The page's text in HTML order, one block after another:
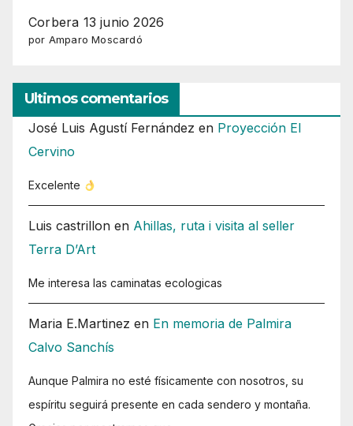
Corbera 13 junio 2026
por Amparo Moscardó
Ultimos comentarios
José Luis Agustí Fernández en Proyección El
Cervino
Excelente
Luis castrillon en Ahillas, ruta i visita al seller
Terra D’Art
Me interesa las caminatas ecologicas
Maria E.Martinez en En memoria de Palmira
Calvo Sanchís
Aunque Palmira no esté físicamente con nosotros, su
espíritu seguirá presente en cada sendero y montaña.